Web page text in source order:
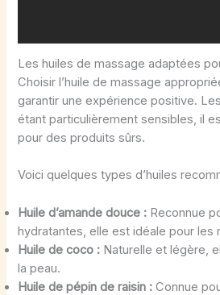
Les huiles de massage adaptées
Choisir l’huile de massage
garantir une expérience positive.
étant particulièrement sensibles, il
pour des produits sûrs.
Voici quelques types d’huiles
Huile d’amande douce : Reconnue
hydratantes, elle est idéale pour les
Huile de coco : Naturelle et légère,
la peau.
Huile de pépin de raisin : Connue